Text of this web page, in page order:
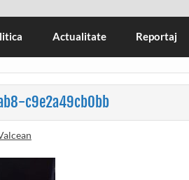
Actualitate Reportaj
c9e2a49cb0bb